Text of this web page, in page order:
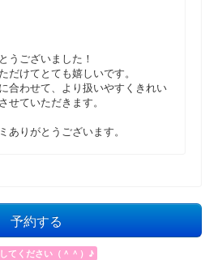
うございました！
だけてとても嬉しいです。
合わせて、より扱いやすくきれい
せていただきます。
ありがとうございます。
予約する
てください（＾＾）♪